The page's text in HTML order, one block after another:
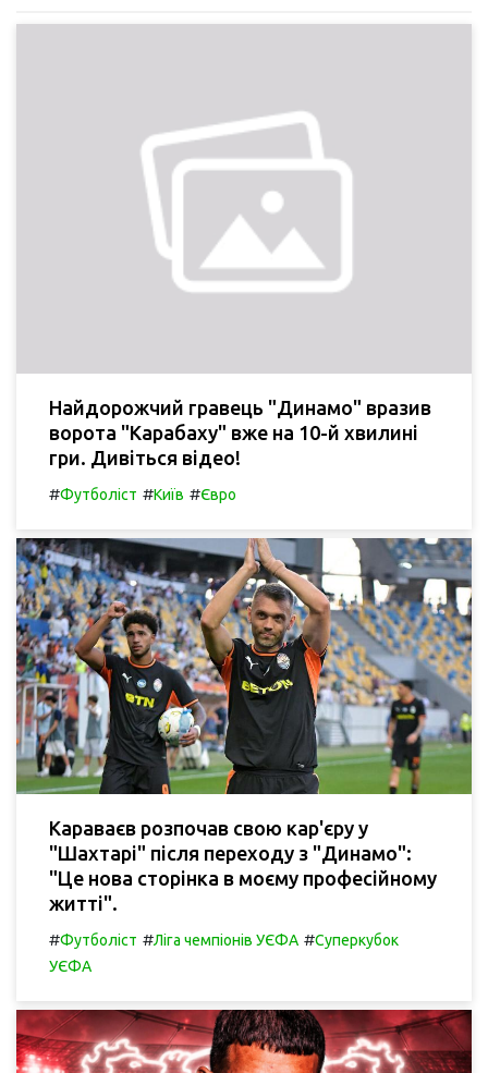
Найдорожчий гравець "Динамо" вразив
ворота "Карабаху" вже на 10-й хвилині
гри. Дивіться відео!
#Футболіст #Київ #Євро
Караваєв розпочав свою кар'єру у
"Шахтарі" після переходу з "Динамо":
"Це нова сторінка в моєму професійному
житті".
#Футболіст #Ліга чемпіонів УЄФА #Суперкубок
УЄФА